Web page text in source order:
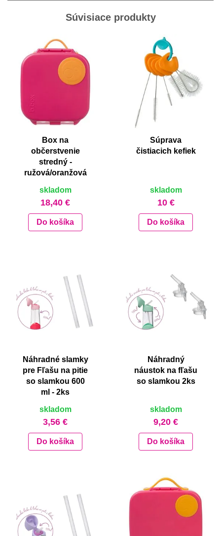
Súvisiace produkty
Box na
občerstvenie
stredný -
ružová/oranžová
skladom
18,40 €
Do košíka
Súprava
čistiacich kefiek
skladom
10 €
Do košíka
Náhradné slamky
pre Fľašu na pitie
so slamkou 600
ml - 2ks
skladom
3,56 €
Do košíka
Náhradný
náustok na fľašu
so slamkou 2ks
skladom
9,20 €
Do košíka